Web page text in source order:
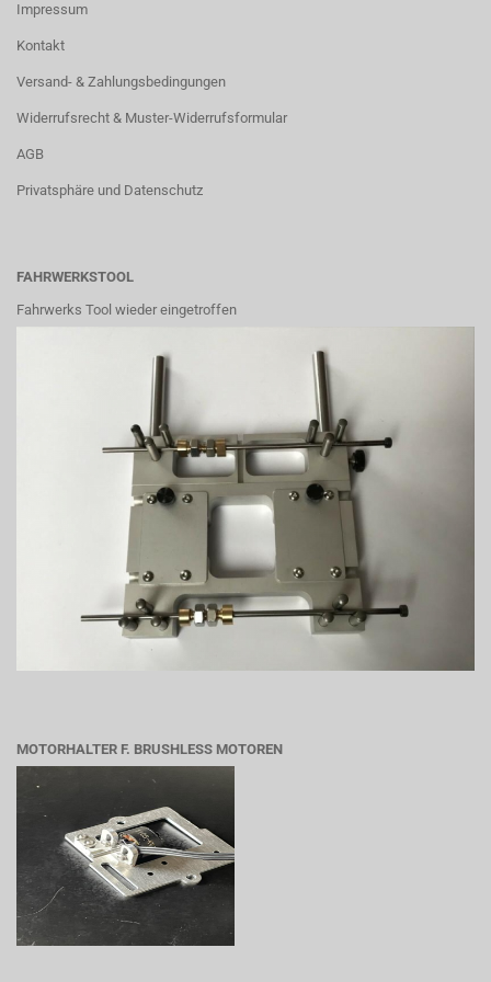
Impressum
Kontakt
Versand- & Zahlungsbedingungen
Widerrufsrecht & Muster-Widerrufsformular
AGB
Privatsphäre und Datenschutz
FAHRWERKSTOOL
Fahrwerks Tool wieder eingetroffen
MOTORHALTER F. BRUSHLESS MOTOREN